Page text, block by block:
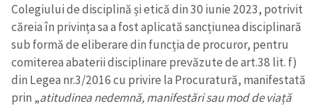
Colegiului de disciplină și etică din 30 iunie 2023, potrivit
căreia în privința sa a fost aplicată sancțiunea disciplinară
sub formă de eliberare din funcția de procuror, pentru
comiterea abaterii disciplinare prevăzute de art.38 lit. f)
din Legea nr.3/2016 cu privire la Procuratură, manifestată
prin „atitudinea nedemnă, manifestări sau mod de viață